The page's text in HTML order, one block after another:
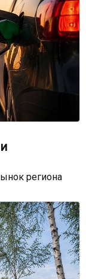
региона